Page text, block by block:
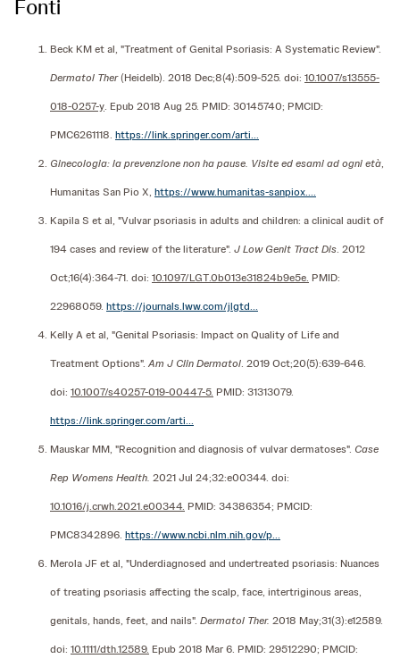
Fonti
Beck KM et al, "Treatment of Genital Psoriasis: A Systematic Review".
Dermatol Ther(Heidelb). 2018 Dec;8(4):509-525. doi: 10.1007/s13555-
018-0257-y. Epub 2018 Aug 25. PMID: 30145740; PMCID:
PMC6261118. https://link.springer.com/arti...
Ginecologia: la prevenzione non ha pause. Visite ed esami ad ogni età,
Humanitas San Pio X, https://www.humanitas-sanpiox....
Kapila S et al, "Vulvar psoriasis in adults and children: a clinical audit of
194 cases and review of the literature". J Low Genit Tract Dis. 2012
Oct;16(4):364-71. doi: 10.1097/LGT.0b013e31824b9e5e. PMID:
22968059. https://journals.lww.com/jlgtd...
Kelly A et al, "Genital Psoriasis: Impact on Quality of Life and
Treatment Options". Am J Clin Dermatol. 2019 Oct;20(5):639-646.
doi: 10.1007/s40257-019-00447-5. PMID: 31313079.
https://link.springer.com/arti...
Mauskar MM, "Recognition and diagnosis of vulvar dermatoses". Case
Rep Womens Health. 2021 Jul 24;32:e00344. doi:
10.1016/j.crwh.2021.e00344. PMID: 34386354; PMCID:
PMC8342896. https://www.ncbi.nlm.nih.gov/p...
Merola JF et al, "Underdiagnosed and undertreated psoriasis: Nuances
of treating psoriasis affecting the scalp, face, intertriginous areas,
genitals, hands, feet, and nails". Dermatol Ther. 2018 May;31(3):e12589.
doi: 10.1111/dth.12589. Epub 2018 Mar 6. PMID: 29512290; PMCID: